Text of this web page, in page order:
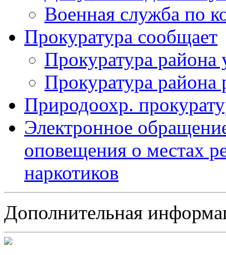
Военная служба по
Прокуратура сообщает
Прокуратура района
Прокуратура района
Природоохр.
Электронное
оповещения о местах
наркотиков
Дополнительная